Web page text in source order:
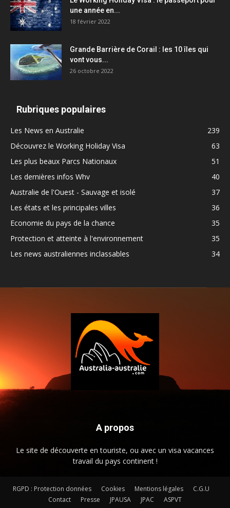
une année en...
18 février 2022
Grande Barrière de Corail : les 10 îles qui
vont vous...
26 octobre 2022
Rubriques populaires
Les News en Australie
239
Découvrez le Working Holiday Visa
63
Les plus beaux Parcs Nationaux
51
Les dernières infos Whv
40
Australie de l'Ouest - Sauvage et isolé
37
Les états et les principales villes
36
Economie du pays de la chance
35
Protection et atteinte à l'environnement
35
Les news australiennes inclassables
34
A propos
Le site de découverte en touriste, ou avec un visa vacances
travail du pays continent !
RGPD : Protection données Cookies Mentions légales
C.G.U
Contact
Presse JPAUSA JPAC ASPVT